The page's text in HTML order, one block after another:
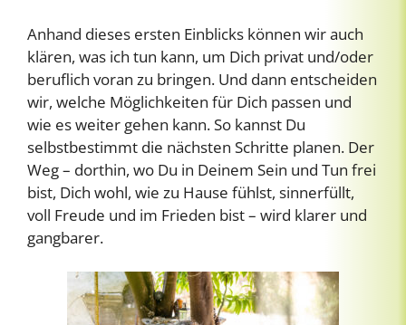
Anhand dieses ersten Einblicks können wir auch
klären, was ich tun kann, um Dich privat und/oder
beruflich voran zu bringen. Und dann entscheiden
wir, welche Möglichkeiten für Dich passen und
wie es weiter gehen kann. So kannst Du
selbstbestimmt die nächsten Schritte planen. Der
Weg – dorthin, wo Du in Deinem Sein und Tun frei
bist, Dich wohl, wie zu Hause fühlst, sinnerfüllt,
voll Freude und im Frieden bist – wird klarer und
gangbarer.